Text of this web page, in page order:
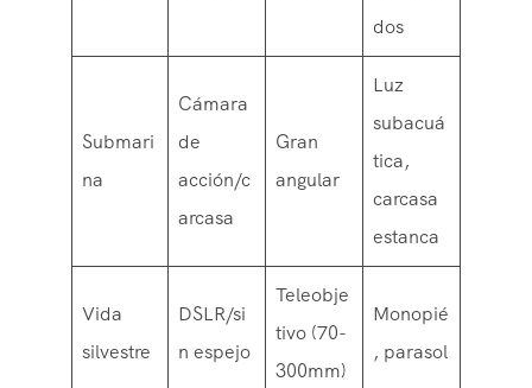
dos
Submari
na
Cámara
de
acción/c
arcasa
Gran
angular
Luz
subacuá
tica,
carcasa
estanca
Vida
silvestre
DSLR/si
n espejo
Teleobje
tivo (70-
300mm)
Monopié
, parasol